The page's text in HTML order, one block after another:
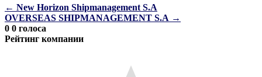
← New Horizon Shipmanagement S.A
OVERSEAS SHIPMANAGEMENT S.A →
0 0 голоса
Рейтинг компании